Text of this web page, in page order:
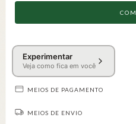
Experimentar
Veja como fica em você
MEIOS DE PAGAMENTO
MEIOS DE ENVIO